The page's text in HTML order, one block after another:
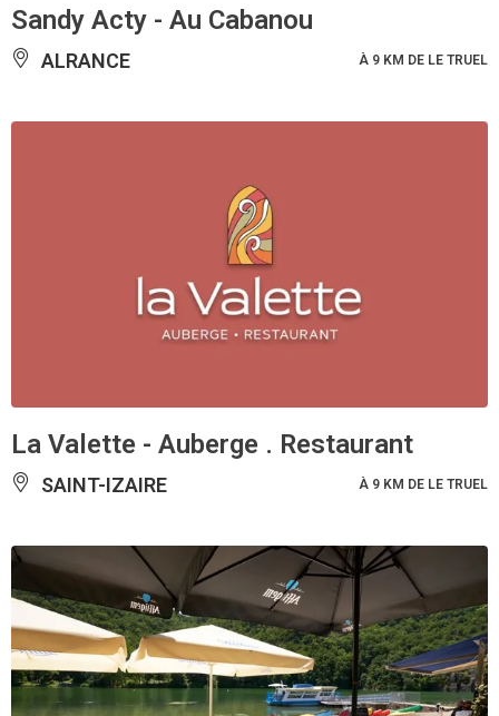
Sandy Acty - Au Cabanou
ALRANCE À 9 KM DE LE TRUEL
La Valette - Auberge . Restaurant
SAINT-IZAIRE À 9 KM DE LE TRUEL